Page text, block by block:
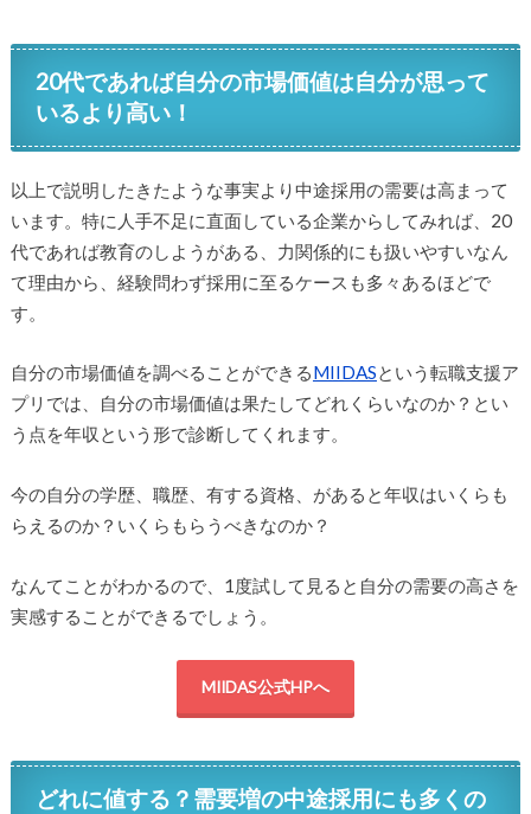
20代であれば自分の市場価値は自分が思って
いるより高い！
以上で説明したきたような事実より中途採用の需要は高まって
います。特に人手不足に直面している企業からしてみれば、20
代であれば教育のしようがある、力関係的にも扱いやすいなん
て理由から、経験問わず採用に至るケースも多々あるほどで
す。
自分の市場価値を調べることができるMIIDASという転職支援ア
プリでは、自分の市場価値は果たしてどれくらいなのか？とい
う点を年収という形で診断してくれます。
今の自分の学歴、職歴、有する資格、があると年収はいくらも
らえるのか？いくらもらうべきなのか？
なんてことがわかるので、1度試して見ると自分の需要の高さを
実感することができるでしょう。
MIIDAS公式HPへ
どれに値する？需要増の中途採用にも多くの